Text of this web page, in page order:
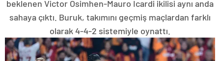
beklenen Victor Osimhen-Mauro Icardi ikilisi aynı anda
sahaya çıktı. Buruk, takımını geçmiş maçlardan farklı
olarak 4-4-2 sistemiyle oynattı.